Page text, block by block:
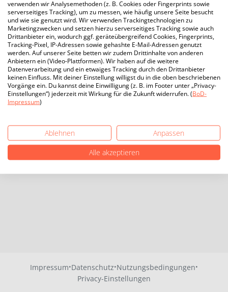
Impressum·Datenschutz·Nutzungsbedingungen·
Privacy-Einstellungen
verwenden wir Analysemethoden (z. B. Cookies oder Fingerprints sowie
serverseitiges Tracking), um zu messen, wie häufig unsere Seite besucht
und wie sie genutzt wird. Wir verwenden Trackingtechnologien zu
Marketingzwecken und setzen hierzu serverseitiges Tracking sowie auch
Drittanbieter ein, wodurch ggf. geräteübergreifend Cookies, Fingerprints,
Tracking-Pixel, IP-Adressen sowie gehashte E-Mail-Adressen genutzt
werden. Auf unserer Seite betten wir zudem Drittinhalte von anderen
Anbietern ein (Video-Plattformen). Wir haben auf die weitere
Datenverarbeitung und ein etwaiges Tracking durch den Drittanbieter
keinen Einfluss. Mit deiner Einstellung willigst du in die oben beschriebenen
Vorgänge ein. Du kannst deine Einwilligung (z. B. im Footer unter „Privacy-
Einstellungen“) jederzeit mit Wirkung für die Zukunft widerrufen. (BoD-
Impressum)
Ablehnen
Anpassen
Alle akzeptieren